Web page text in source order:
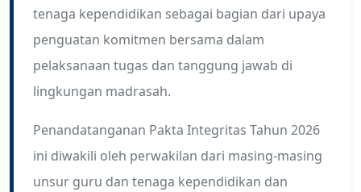
tenaga kependidikan sebagai bagian dari upaya
penguatan komitmen bersama dalam
pelaksanaan tugas dan tanggung jawab di
lingkungan madrasah.
Penandatanganan Pakta Integritas Tahun 2026
ini diwakili oleh perwakilan dari masing-masing
unsur guru dan tenaga kependidikan dan